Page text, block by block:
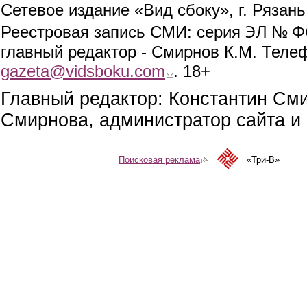
Сетевое издание «Вид сбоку», г.
Реестровая запись СМИ: серия ЭЛ №
главный редактор - Смирнов К.М.
gazeta@vidsboku.com (link sends e-mail)
. 18+
Главный редактор: Константин
Смирнова, администратор сайта
Поисковая реклама(link is external)«Три-В»